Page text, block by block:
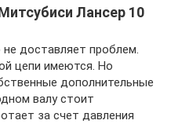
Лансер 10
доставляет проблем.
цепи имеются. Но
дополнительные
валу стоит
за счет давления